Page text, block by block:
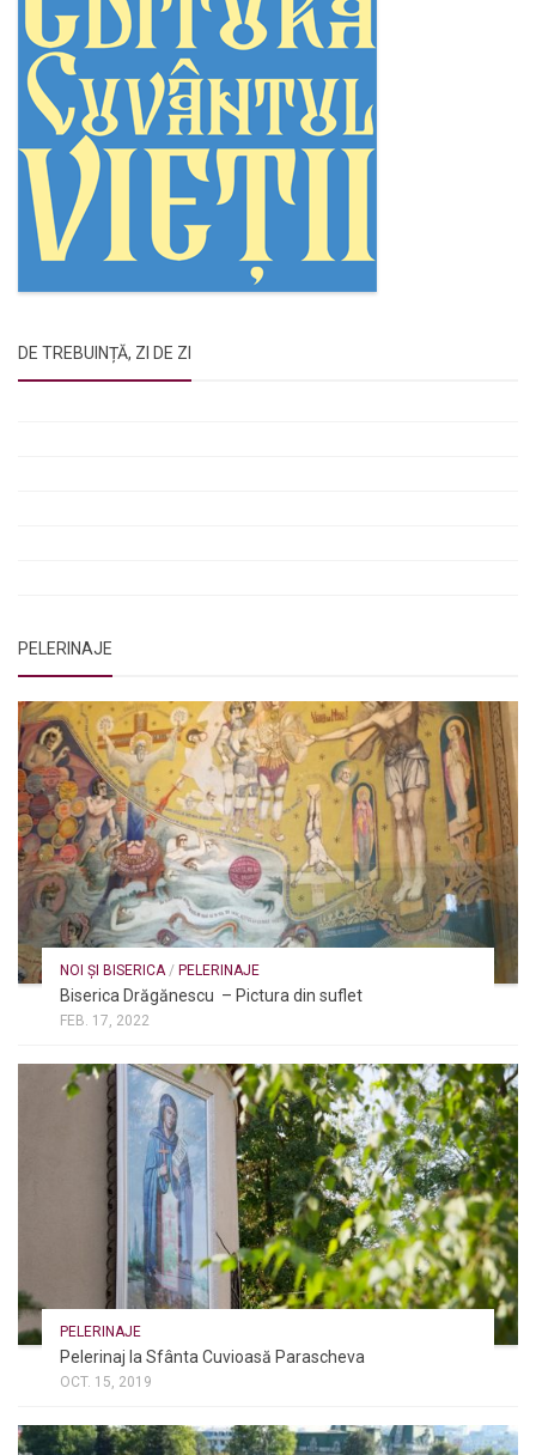
DE TREBUINȚĂ, ZI DE ZI
PELERINAJE
NOI ȘI BISERICA/ PELERINAJE
Biserica Drăgănescu – Pictura din suflet
FEB. 17, 2022
PELERINAJE
Pelerinaj la Sfânta Cuvioasă Parascheva
OCT. 15, 2019